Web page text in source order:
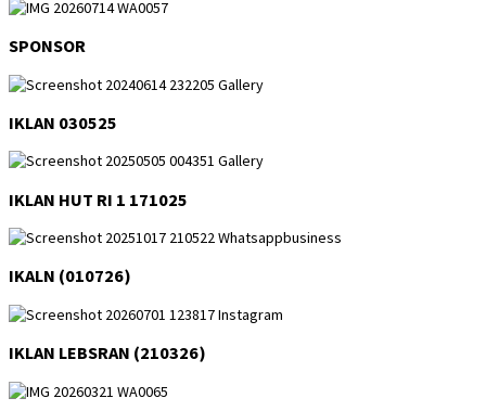
SPONSOR
IKLAN 030525
IKLAN HUT RI 1 171025
IKALN (010726)
IKLAN LEBSRAN (210326)